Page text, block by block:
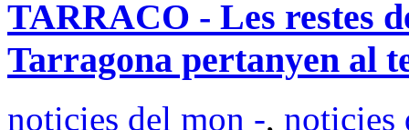
TARRACO - Les restes
Tarragona pertanyen al
noticies del mon -, noticies